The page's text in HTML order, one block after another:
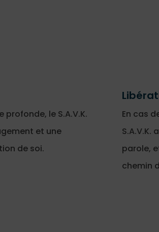
profonde, le S.A.V.K.
et une
de soi.
En cas
S.A.V.K.
parole,
chemin